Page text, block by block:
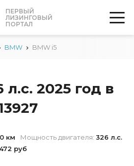
ПЕРВЫЙ
ЛИЗИНГОВЫЙ
ПОРТАЛ
BMW BMW i5
л.с. 2025 год в
км Мощность двигателя: 326 л.с.
руб